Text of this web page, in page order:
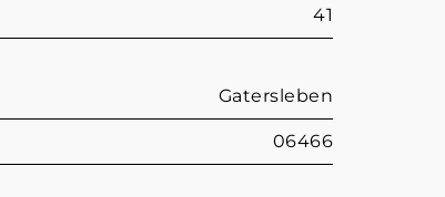
41
Gatersleben
06466